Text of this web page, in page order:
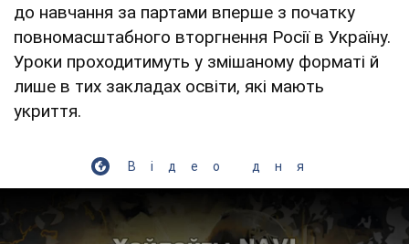
до навчання за партами вперше з початку
повномасштабного вторгнення Росії в Україну.
Уроки проходитимуть у змішаному форматі й
лише в тих закладах освіти, які мають
укриття.
Відео дня